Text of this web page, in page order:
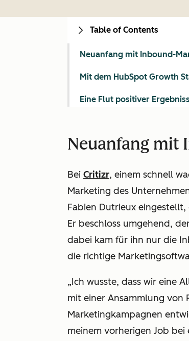
Neuanfang mit
Bei Critizr, einem schnell
Marketing des
Fabien Dutrieux
Er beschloss umgehend,
dabei kam für ihn nur die
die richtige
„Ich wusste, dass wir eine
mit einer Ansammlung von
Marketingkampagnen
meinem vorherigen Job
Table of Contents
Neuanfang mit Inbound-
Mit dem HubSpot Growth
Eine Flut positiver